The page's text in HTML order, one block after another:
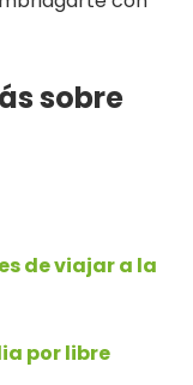
sobre
de viajar a la
por libre